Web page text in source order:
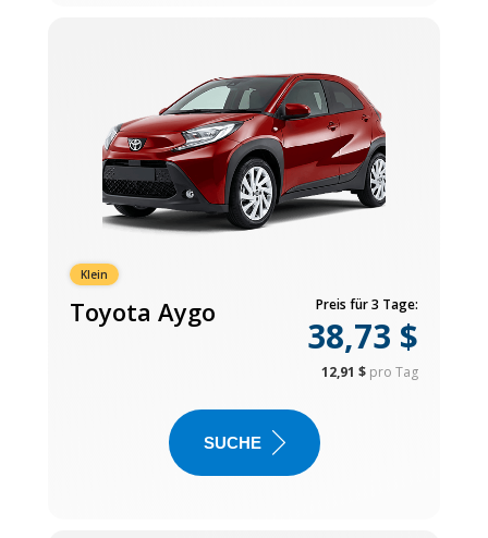
Klein
Toyota Aygo Preis für 3 Tage:
38,73 $
12,91 $ pro Tag
SUCHE